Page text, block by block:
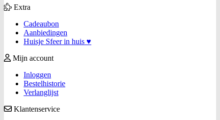
Extra
Cadeaubon
Aanbiedingen
Huisje Sfeer in huis ♥
Mijn account
Inloggen
Bestelhistorie
Verlanglijst
Klantenservice